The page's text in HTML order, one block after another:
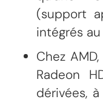
(support
intégrés
Chez
Radeon
dérivées,